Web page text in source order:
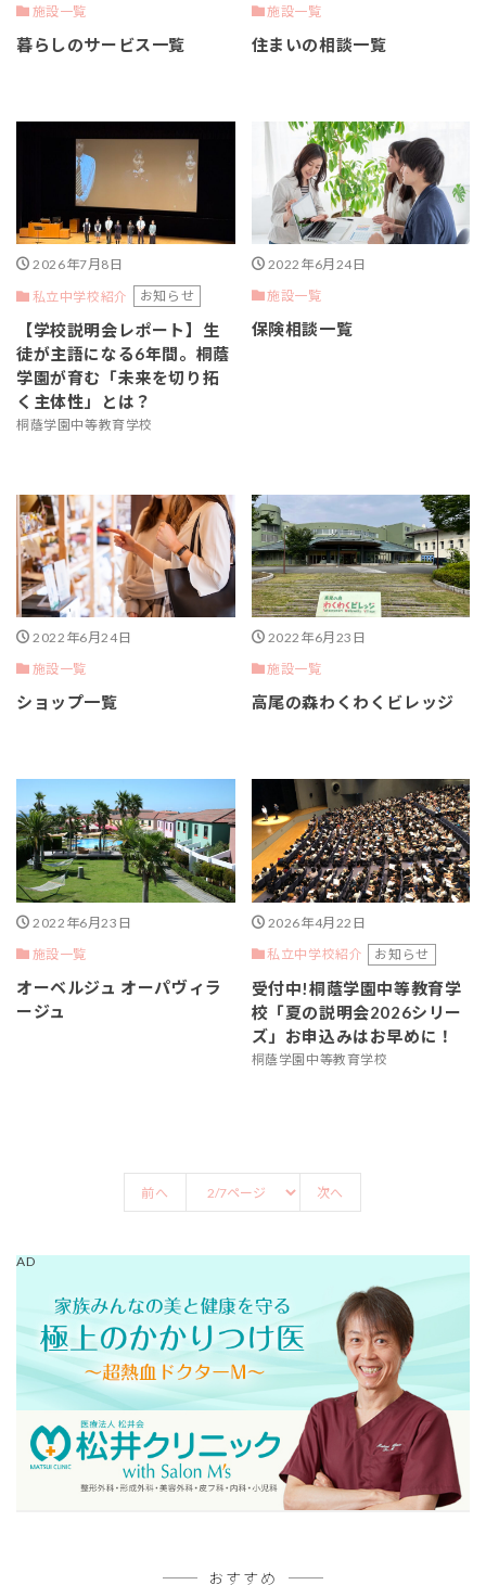
施設一覧
暮らしのサービス一覧
施設一覧
住まいの相談一覧
2026年7月8日
私立中学校紹介
お知らせ
【学校説明会レポート】生
徒が主語になる6年間。桐蔭
学園が育む「未来を切り拓
く主体性」とは？
桐蔭学園中等教育学校
2022年6月24日
施設一覧
保険相談一覧
2022年6月24日
施設一覧
ショップ一覧
2022年6月23日
施設一覧
高尾の森わくわくビレッジ
2022年6月23日
施設一覧
オーベルジュ オーパヴィラ
ージュ
2026年4月22日
私立中学校紹介
お知らせ
受付中!桐蔭学園中等教育学
校「夏の説明会2026シリー
ズ」お申込みはお早めに！
桐蔭学園中等教育学校
前へ 次へ
AD
おすすめ